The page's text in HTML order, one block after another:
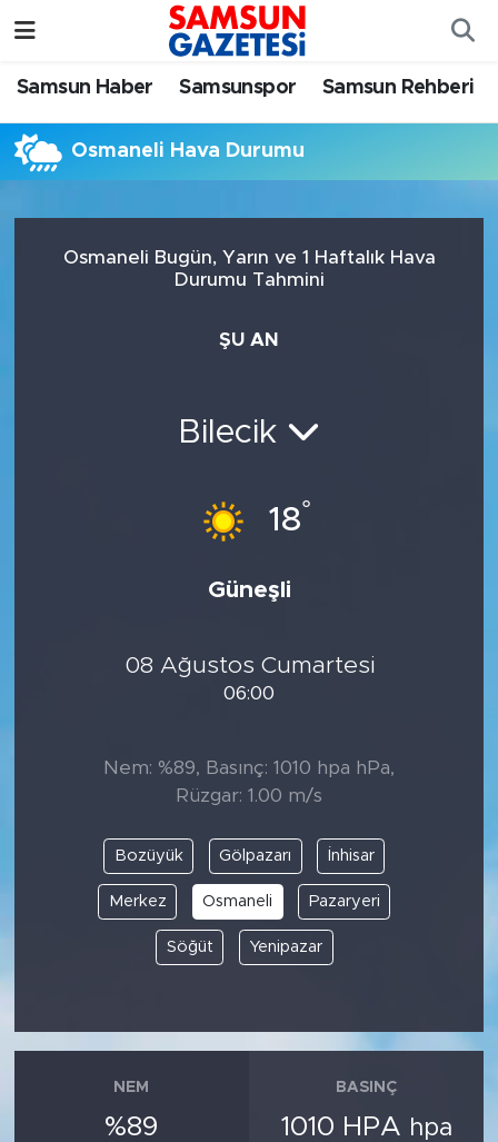
Samsun Haber Samsunspor Samsun Rehberi
Osmaneli Hava Durumu
Osmaneli Bugün, Yarın ve 1 Haftalık Hava
Durumu Tahmini
ŞU AN
Bilecik
18°
Güneşli
08 Ağustos Cumartesi
06:00
Nem: %89, Basınç: 1010 hpa hPa,
Rüzgar: 1.00 m/s
Bozüyük Gölpazarı İnhisar
Merkez Osmaneli Pazaryeri
Söğüt Yenipazar
NEM
%89
BASINÇ
1010 HPA hpa
Samsun Haber
Samsunspor
Resmi İlanlar
Samsun Nöbetçi Eczaneler
Samsun Hava Durumu
Samsun Trafik Yoğunluk Haritası
Son Dakika Haberleri